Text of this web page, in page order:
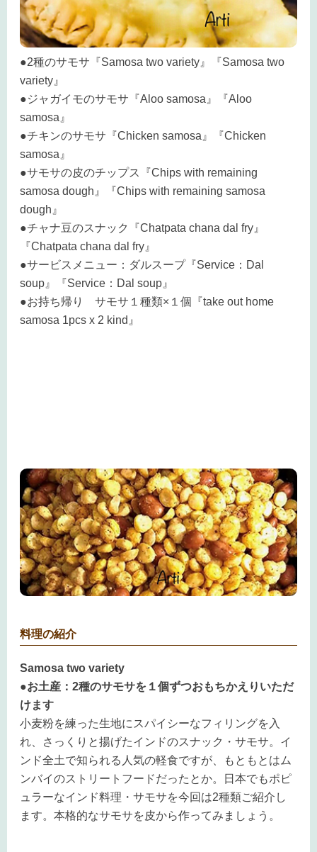
●2種のサモサ『Samosa two variety』『Samosa two
variety』
●ジャガイモのサモサ『Aloo samosa』『Aloo
samosa』
●チキンのサモサ『Chicken samosa』『Chicken
samosa』
●サモサの皮のチップス『Chips with remaining
samosa dough』『Chips with remaining samosa
dough』
●チャナ豆のスナック『Chatpata chana dal fry』
『Chatpata chana dal fry』
●サービスメニュー：ダルスープ『Service：Dal
soup』『Service：Dal soup』
●お持ち帰り サモサ１種類×１個『take out home
samosa 1pcs x 2 kind』
料理の紹介
Samosa two variety
●お土産：2種のサモサを１個ずつおもちかえりいただ
けます
小麦粉を練った生地にスパイシーなフィリングを入
れ、さっくりと揚げたインドのスナック・サモサ。イ
ンド全土で知られる人気の軽食ですが、もともとはム
ンバイのストリートフードだったとか。日本でもポピ
ュラーなインド料理・サモサを今回は2種類ご紹介し
ます。本格的なサモサを皮から作ってみましょう。